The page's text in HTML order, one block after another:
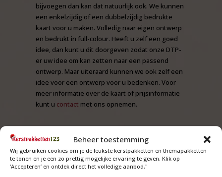
Beheer toestemming
Wij gebruiken cookies om je de leukste kerstpakketten en themapakketten
te tonen en je een zo prettig mogelijke ervaring te geven. Klik op
‘Accepteren’ en ontdek direct het volledige aanbod."
bijvoegen dan kan dat natuurlijk ook. We kunnen
een enkelzijdig of een dubbelzijdig bedrukte
kaart voor u maken. Volledig naar eigen ontwerp
en bedrukt in full-colour. Heeft u zelf een goed
idee, dan kunt u dit doorgeven zodat onze DTP-
er uw idee om kan zetten naar een passend
ontwerp. Maar uiteraard kunnen we ook zelf een
idee voor een ontwerp voor u bedenken. Voor
meer informatie over de kaart of prijsinformatie
kunt u contact met ons opnemen.